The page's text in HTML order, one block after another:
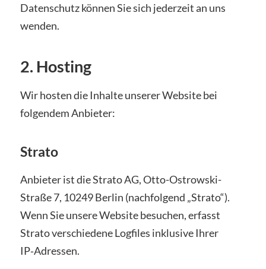
Datenschutz können Sie sich jederzeit an uns
wenden.
2. Hosting
Wir hosten die Inhalte unserer Website bei
folgendem Anbieter:
Strato
Anbieter ist die Strato AG, Otto-Ostrowski-
Straße 7, 10249 Berlin (nachfolgend „Strato“).
Wenn Sie unsere Website besuchen, erfasst
Strato verschiedene Logfiles inklusive Ihrer
IP‑Adressen.